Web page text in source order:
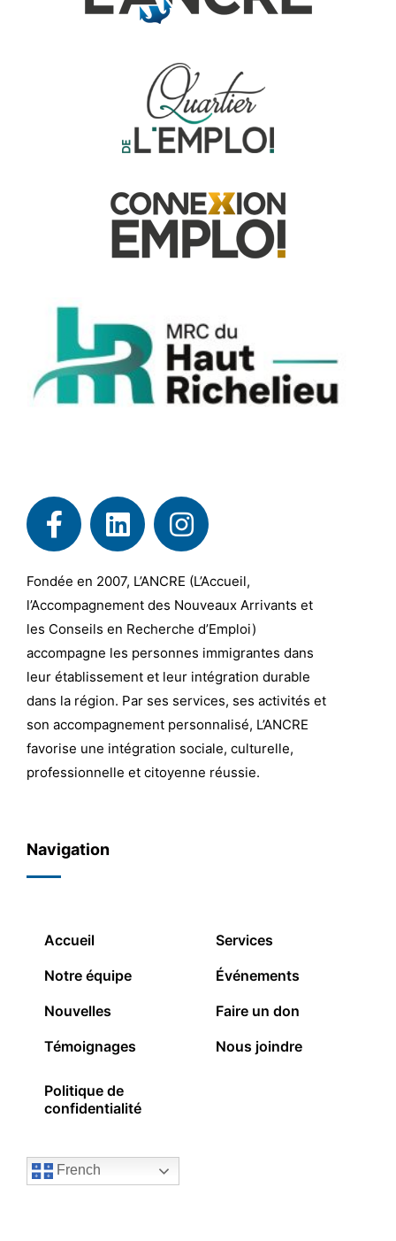
Fondée en 2007, L’ANCRE (L’Accueil,
l’Accompagnement des Nouveaux Arrivants et
les Conseils en Recherche d’Emploi)
accompagne les personnes immigrantes dans
leur établissement et leur intégration durable
dans la région. Par ses services, ses activités et
son accompagnement personnalisé, L’ANCRE
favorise une intégration sociale, culturelle,
professionnelle et citoyenne réussie.
Navigation
Accueil
Notre équipe
Nouvelles
Témoignages
Services
Événements
Faire un don
Nous joindre
Politique de
confidentialité
French